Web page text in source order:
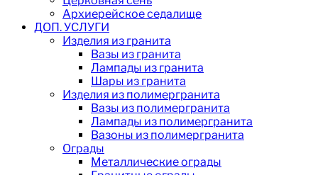
Архиерейское седалище
ДОП. УСЛУГИ
Изделия из гранита
Вазы из гранита
Лампады из гранита
Шары из гранита
Изделия из полимергранита
Вазы из полимергранита
Лампады из полимергранита
Вазоны из полимергранита
Ограды
Металлические ограды